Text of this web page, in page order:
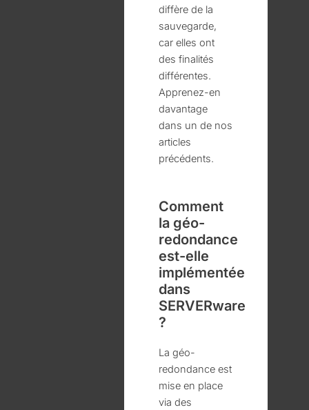
diffère de la
sauvegarde,
car elles ont
des finalités
différentes.
Apprenez-en
davantage
dans un de nos
articles
précédents.
Comment
la géo-
redondance
est-elle
implémentée
dans
SERVERware
?
La géo-
redondance est
mise en place
via des